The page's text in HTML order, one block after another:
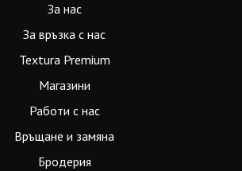
За нас
За връзка с нас
Textura Premium
Магазини
Работи с нас
Връщане и замяна
Бродерия